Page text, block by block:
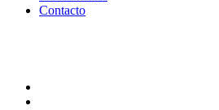
Contacto